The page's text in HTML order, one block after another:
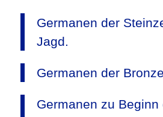
Germanen der
Jagd.
Germanen der
Germanen zu Beginn